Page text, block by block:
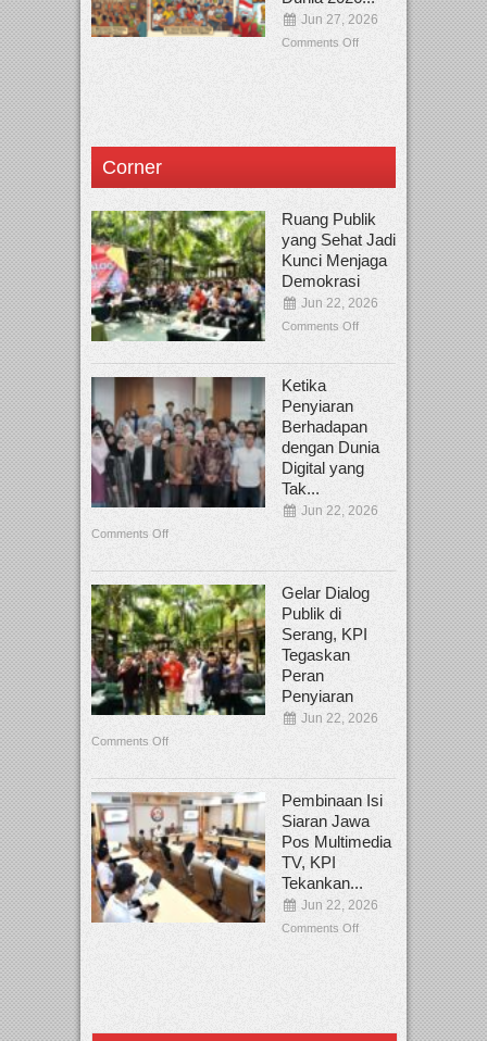
Jun 27, 2026
Comments Off
Corner
Ruang Publik
yang Sehat Jadi
Kunci Menjaga
Demokrasi
Jun 22, 2026
Comments Off
Ketika
Penyiaran
Berhadapan
dengan Dunia
Digital yang
Tak...
Jun 22, 2026
Comments Off
Gelar Dialog
Publik di
Serang, KPI
Tegaskan
Peran
Penyiaran
Jun 22, 2026
Comments Off
Pembinaan Isi
Siaran Jawa
Pos Multimedia
TV, KPI
Tekankan...
Jun 22, 2026
Comments Off